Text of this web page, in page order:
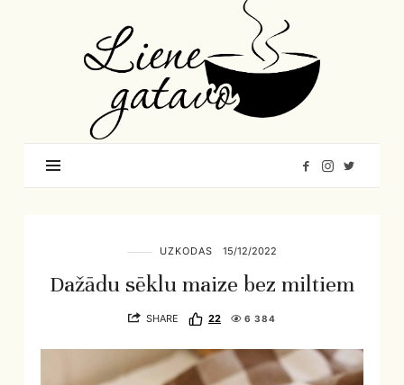
Gatavo
–
Mana
garšu
pasaule
UZKODAS 15/12/2022
Dažādu sēklu maize bez miltiem
SHARE 22 6 384